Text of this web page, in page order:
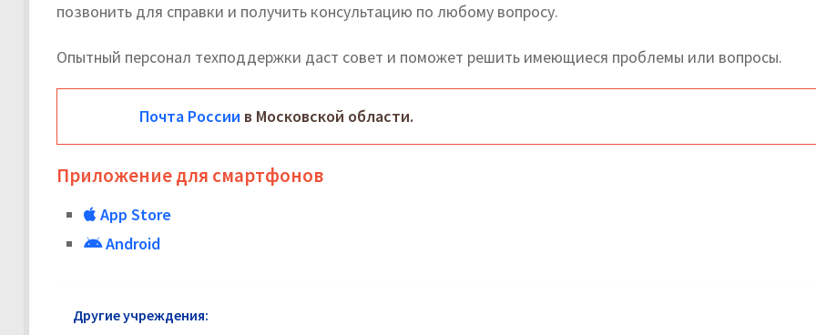
позвонить для справки и получить консультацию по любому вопросу.
Опытный персонал техподдержки даст совет и поможет решить имеющиеся проблемы или вопросы.
Почта России в Московской области.
Приложение для смартфонов
App Store
Android
Другие учреждения: